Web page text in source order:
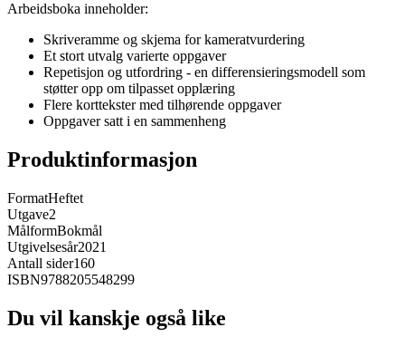
Arbeidsboka inneholder:
Skriveramme og skjema for kameratvurdering
Et stort utvalg varierte oppgaver
Repetisjon og utfordring - en differensieringsmodell som
støtter opp om tilpasset opplæring
Flere korttekster med tilhørende oppgaver
Oppgaver satt i en sammenheng
Produktinformasjon
FormatHeftet
Utgave2
MålformBokmål
Utgivelsesår2021
Antall sider160
ISBN9788205548299
Du vil kanskje også like